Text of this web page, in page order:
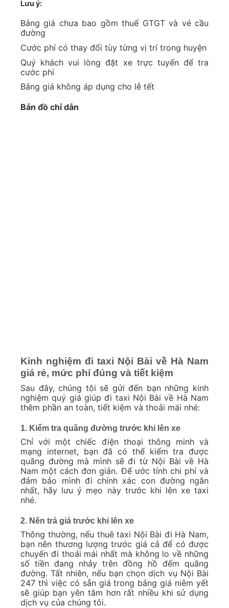
Lưu ý:
Bảng giá chưa bao gồm thuế GTGT và vé cầu
đường
Cước phí có thay đổi tùy từng vị trí trong huyện
Quý khách vui lòng đặt xe trực tuyến để tra
cước phí
Bảng giá không áp dụng cho lễ tết
Bản đồ chỉ dẫn
Kinh nghiệm đi taxi Nội Bài về Hà Nam
giá rẻ, mức phí đúng và tiết kiệm
Sau đây, chúng tôi sẽ gửi đến bạn những kinh
nghiệm quý giá giúp đi taxi Nội Bài về Hà Nam
thêm phần an toàn, tiết kiệm và thoải mái nhé:
1. Kiểm tra quãng đường trước khi lên xe
Chỉ với một chiếc điện thoại thông minh và
mạng internet, bạn đã có thể kiểm tra được
quãng đường mà mình sẽ đi từ Nội Bài về Hà
Nam một cách đơn giản. Để ước tính chi phí và
đảm bảo mình đi chính xác con đường ngắn
nhất, hãy lưu ý mẹo này trước khi lên xe taxi
nhé.
2. Nên trả giá trước khi lên xe
Thông thường, nếu thuê taxi Nội Bài đi Hà Nam,
bạn nên thương lượng trước giá cả để có được
chuyến đi thoải mái nhất mà không lo về những
số tiền đang nhảy trên đồng hồ đếm quãng
đường. Tất nhiên, nếu bạn chọn dịch vụ Nội Bài
247 thì việc có sẵn giá trong bảng giá niêm yết
sẽ giúp bạn yên tâm hơn rất nhiều khi sử dụng
dịch vụ của chúng tôi.